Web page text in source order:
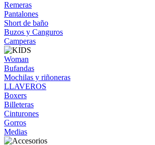
Remeras
Pantalones
Short de baño
Buzos y Canguros
Camperas
Woman
Bufandas
Mochilas y riñoneras
LLAVEROS
Boxers
Billeteras
Cinturones
Gorros
Medias